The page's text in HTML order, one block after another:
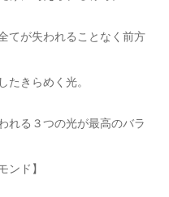
てが失われることなく前方
たきらめく光。
れる３つの光が最高のバラ
ンド】